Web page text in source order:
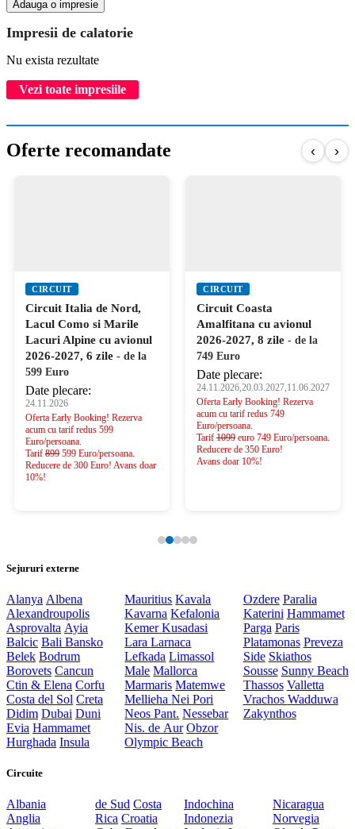
Adauga o impresie
Impresii de calatorie
Nu exista rezultate
Vezi toate impresiile
Oferte recomandate ‹ ›
CIRCUIT
Circuit Italia de Nord,
Lacul Como si Marile
Lacuri Alpine cu avionul
2026-2027, 6 zile - de la
599 Euro
Date plecare:
24.11.2026
Oferta Early Booking! Rezerva
acum cu tarif redus 599
Euro/persoana.
Tarif 899 599 Euro/persoana.
Reducere de 300 Euro! Avans doar
10%!
CIRCUIT
Circuit Coasta
Amalfitana cu avionul
2026-2027, 8 zile - de la
749 Euro
Date plecare:
24.11.2026,20.03.2027,11.06.2027
Oferta Early Booking! Rezerva
acum cu tarif redus 749
Euro/persoana.
Tarif 1099 euro 749 Euro/persoana.
Reducere de 350 Euro!
Avans doar 10%!
Sejururi externe
Alanya Albena
Alexandroupolis
Asprovalta Ayia
Balcic Bali Bansko
Belek Bodrum
Borovets Cancun
Ctin & Elena Corfu
Costa del Sol Creta
Didim Dubai Duni
Evia Hammamet
Hurghada Insula
Mauritius Kavala
Kavarna Kefalonia
KemerKusadasi
LaraLarnaca
Lefkada Limassol
Male Mallorca
Marmaris Matemwe
MelliehaNei Pori
Neos Pant. Nessebar
Nis. de Aur Obzor
Olympic Beach
Ozdere Paralia
Katerini Hammamet
Parga Paris
Platamonas Preveza
Side Skiathos
Sousse Sunny Beach
Thassos Valletta
Vrachos Wadduwa
Zakynthos
Circuite
Albania
Anglia
de Sud Costa
Rica Croatia
Indochina
Indonezia
Nicaragua
Norvegia